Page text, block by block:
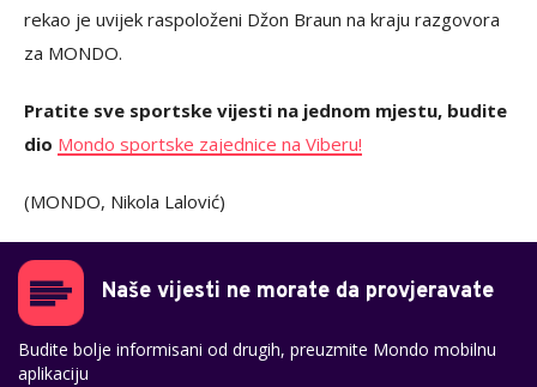
rekao je uvijek raspoloženi Džon Braun na kraju razgovora
za MONDO.
Pratite sve sportske vijesti na jednom mjestu, budite
dio Mondo sportske zajednice na Viberu!
(MONDO, Nikola Lalović)
Naše vijesti ne morate da provjeravate
Budite bolje informisani od drugih, preuzmite Mondo mobilnu
aplikaciju